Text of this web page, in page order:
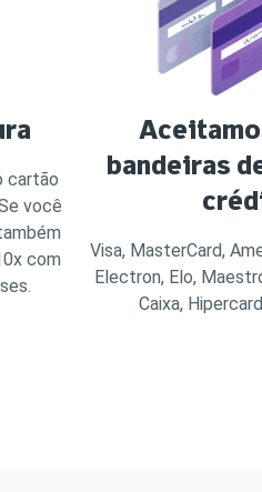
cartão
você
com
bandeiras
Visa, MasterCard,
Electron, Elo,
Caixa,